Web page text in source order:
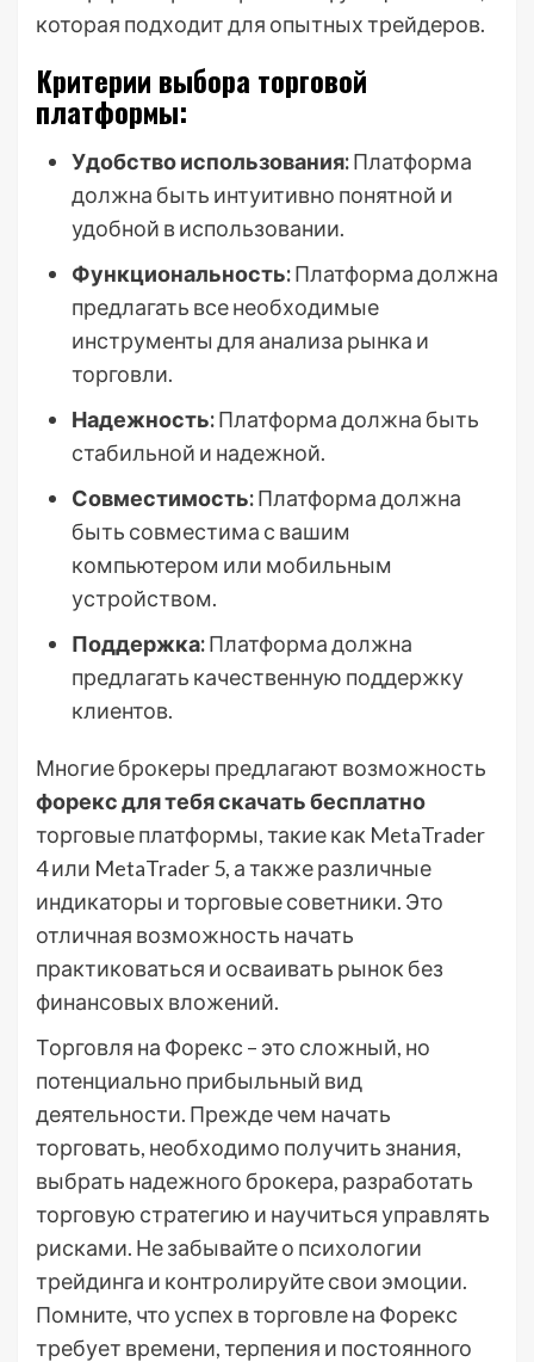
которая подходит для опытных трейдеров.
Критерии выбора торговой
платформы:
Удобство использования:Платформа
должна быть интуитивно понятной и
удобной в использовании.
Функциональность:Платформа должна
предлагать все необходимые
инструменты для анализа рынка и
торговли.
Надежность:Платформа должна быть
стабильной и надежной.
Совместимость:Платформа должна
быть совместима с вашим
компьютером или мобильным
устройством.
Поддержка:Платформа должна
предлагать качественную поддержку
клиентов.
Многие брокеры предлагают возможность
форекс для тебя скачать бесплатно
торговые платформы, такие как MetaTrader
4 или MetaTrader 5, а также различные
индикаторы и торговые советники. Это
отличная возможность начать
практиковаться и осваивать рынок без
финансовых вложений.
Торговля на Форекс – это сложный, но
потенциально прибыльный вид
деятельности. Прежде чем начать
торговать, необходимо получить знания,
выбрать надежного брокера, разработать
торговую стратегию и научиться управлять
рисками. Не забывайте о психологии
трейдинга и контролируйте свои эмоции.
Помните, что успех в торговле на Форекс
требует времени, терпения и постоянного